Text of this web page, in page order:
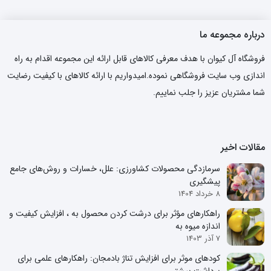
درباره مجموعه ما
فروشگاه آل کیوان با هدف معرفی کالاهای قابل ارائه این مجموعه اقدام به راه
اندازی وب سایت فروشگاهی نموده.امیدواریم با ارائه کالاهای با کیفیت رضایت
شما مشتریان عزیز را جلب نماییم.
مقالات اخیر
سرمازدگی محصولات کشاورزی: علل، خسارات و روش‌های جامع
پیشگیری
8 خرداد 1404
راهکارهای مؤثر برای درشت کردن محصول به ، افزایش کیفیت و
اندازه میوه به
7 آذر 1403
کودهای موثر برای افزایش تناژ بادمجان: راهکارهای علمی برای